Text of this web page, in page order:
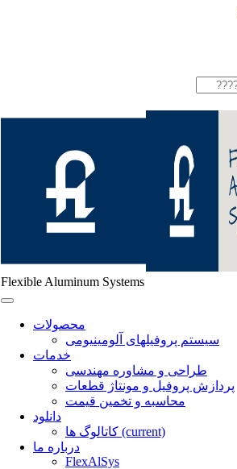
Flexible Aluminum Systems
محصولات
سيستم پروفيلهای آلومينيومی
خدمات
طراحی و مشاوره مهندسی
پردازش پروفيل و مونتاژ قطعات
محاسبه و تخمين قيمت
دانلود
(current)
درباره ما
FlexAlSys